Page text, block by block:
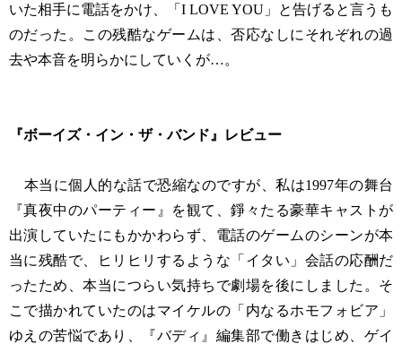
いた相手に電話をかけ、「I LOVE YOU」と告げると言うも
のだった。この残酷なゲームは、否応なしにそれぞれの過
去や本音を明らかにしていくが…。
『ボーイズ・イン・ザ・バンド』レビュー
本当に個人的な話で恐縮なのですが、私は1997年の舞台
『真夜中のパーティー』を観て、錚々たる豪華キャストが
出演していたにもかかわらず、電話のゲームのシーンが本
当に残酷で、ヒリヒリするような「イタい」会話の応酬だ
ったため、本当につらい気持ちで劇場を後にしました。そ
こで描かれていたのはマイケルの「内なるホモフォビア」
ゆえの苦悩であり、『バディ』編集部で働きはじめ、ゲイ